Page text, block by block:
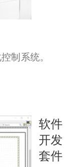
制系统。
软件
开发
套件